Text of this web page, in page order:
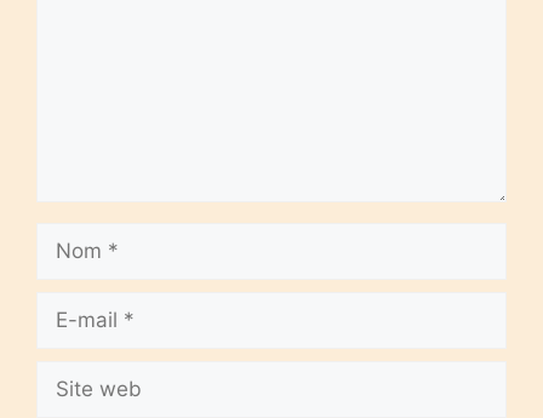
mail
web